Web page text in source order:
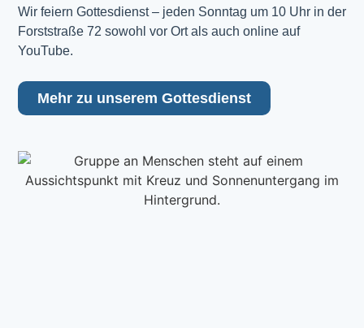
Wir feiern Gottesdienst – jeden Sonntag um 10 Uhr in der
Forststraße 72 sowohl vor Ort als auch online auf
YouTube.
Mehr zu unserem Gottesdienst